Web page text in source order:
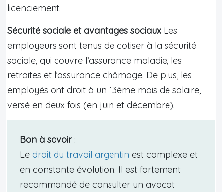
licenciement.
Sécurité sociale et avantages sociaux Les
employeurs sont tenus de cotiser à la sécurité
sociale, qui couvre l’assurance maladie, les
retraites et l’assurance chômage. De plus, les
employés ont droit à un 13ème mois de salaire,
versé en deux fois (en juin et décembre).
Bon à savoir:
Le droit du travail argentin est complexe et
en constante évolution. Il est fortement
recommandé de consulter un avocat